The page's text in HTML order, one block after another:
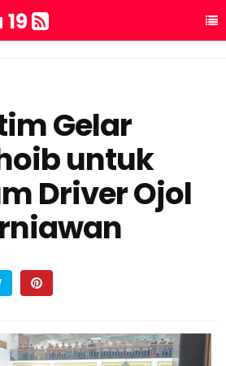
19
Gelar
untuk
Driver Ojol